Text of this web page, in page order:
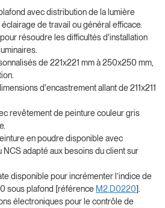
avec distribution de la lumière
de travail ou général efficace.
résoudre les difficultés d'installation
de 221x221 mm à 250x250 mm,
d'encastrement allant de 211x211
revêtement de peinture couleur gris
en poudre disponible avec
adapté aux besoins du client sur
disponible pour incrémenter l’indice de
sous plafond [référence M2.D0220].
électroniques pour le contrôle de